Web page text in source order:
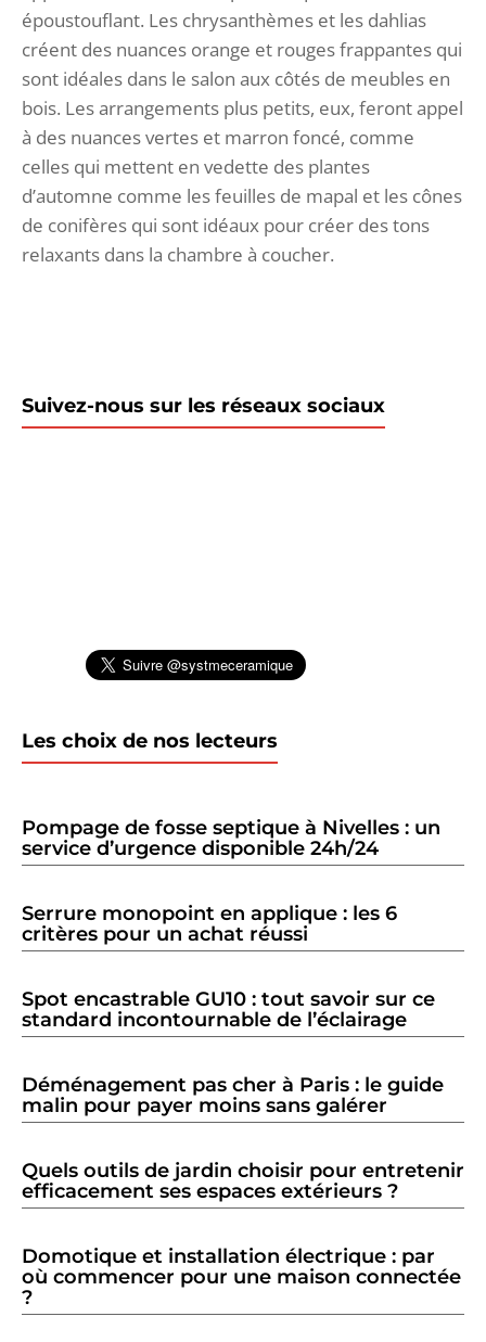
époustouflant. Les chrysanthèmes et les dahlias
créent des nuances orange et rouges frappantes qui
sont idéales dans le salon aux côtés de meubles en
bois. Les arrangements plus petits, eux, feront appel
à des nuances vertes et marron foncé, comme
celles qui mettent en vedette des plantes
d’automne comme les feuilles de mapal et les cônes
de conifères qui sont idéaux pour créer des tons
relaxants dans la chambre à coucher.
Suivez-nous sur les réseaux sociaux
Les choix de nos lecteurs
Pompage de fosse septique à Nivelles : un
service d’urgence disponible 24h/24
Serrure monopoint en applique : les 6
critères pour un achat réussi
Spot encastrable GU10 : tout savoir sur ce
standard incontournable de l’éclairage
Déménagement pas cher à Paris : le guide
malin pour payer moins sans galérer
Quels outils de jardin choisir pour entretenir
efficacement ses espaces extérieurs ?
Domotique et installation électrique : par
où commencer pour une maison connectée
?